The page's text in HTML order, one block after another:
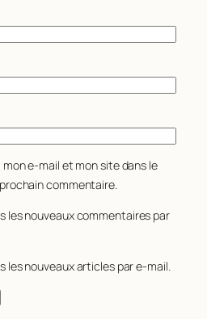
e-mail et mon site dans le
commentaire.
les nouveaux commentaires par
les nouveaux articles par e-mail.